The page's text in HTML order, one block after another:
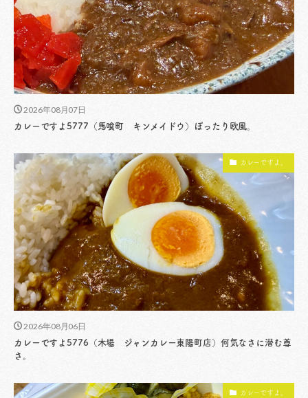
2026年08月07日
カレーですよ5777（馬喰町 キンメイドウ）ぽったり欧風。
カレーですよ。
2026年08月06日
カレーですよ5776（木場 ジャンカレー東陽町店）何気なさに潜む尊
さ。
カレーですよ。